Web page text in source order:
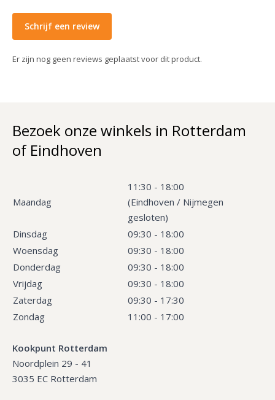
Schrijf een review
Er zijn nog geen reviews geplaatst voor dit product.
Bezoek onze winkels in Rotterdam
of Eindhoven
Maandag
11:30 - 18:00
(Eindhoven / Nijmegen
gesloten)
Dinsdag
09:30 - 18:00
Woensdag
09:30 - 18:00
Donderdag
09:30 - 18:00
Vrijdag
09:30 - 18:00
Zaterdag
09:30 - 17:30
Zondag
11:00 - 17:00
Kookpunt Rotterdam
Noordplein 29 - 41
3035 EC Rotterdam